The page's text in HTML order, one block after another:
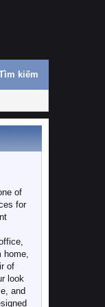
kiếm
of
for
of
look
and